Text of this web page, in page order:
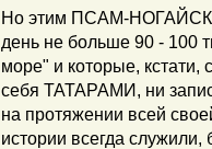
Но этим ПСАМ-
день не больше 90 - 100
море" и которые, кстати,
себя ТАТАРАМИ, ни
на протяжении всей
истории всегда